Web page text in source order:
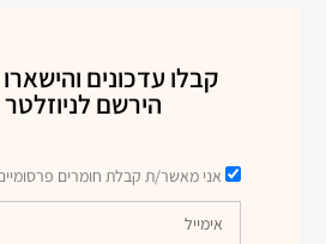
קבלו עדכונים
הירשם לניוזלטר
אני מאשר/ת קבלת חומרים